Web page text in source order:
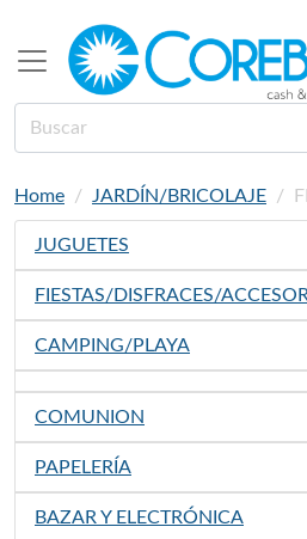
Home JARDÍN/BRICOLAJE
JUGUETES
FIESTAS/DISFRACES/
CAMPING/PLAYA
COMUNION
PAPELERÍA
BAZAR Y ELECTRÓNICA